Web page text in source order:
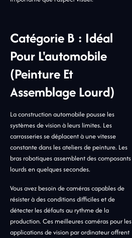
Catégorie B : Idéal
Pour L'automobile
(peinture Et
Assemblage Lourd)
La construction automobile pousse les
systèmes de vision à leurs limites. Les
carrosseries se déplacent à une vitesse
constante dans les ateliers de peinture. Les
bras robotiques assemblent des composants
lourds en quelques secondes.
Vous avez besoin de caméras capables de
résister à des conditions difficiles et de
détecter les défauts au rythme de la
production. Ces meilleures caméras pour les
applications de vision par ordinateur offrent